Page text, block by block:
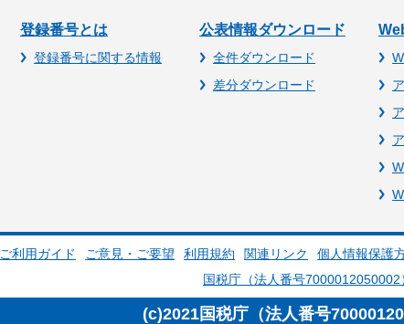
登録番号とは
登録番号に関する情報
公表情報ダウンロード
全件ダウンロード
差分ダウンロード
ご利用ガイド ご意見・ご要望 利用規約 関連リンク 個人情報保護
国税庁（法人番号7000012050002
(c)2021国税庁（法人番号